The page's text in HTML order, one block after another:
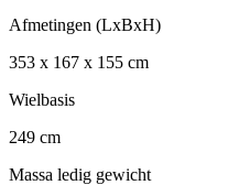
Afmetingen (LxBxH)
353 x 167 x 155 cm
Wielbasis
249 cm
Massa ledig gewicht